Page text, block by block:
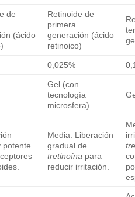
de
(ácido
Retinoide de
primera
generación (ácido
retinoico)
0,025%
Gel (con
tecnología
microsfera)
potente
Media. Liberación
gradual de
tretinoína para
reducir irritación.